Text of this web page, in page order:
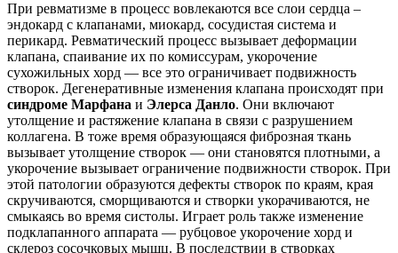
При ревматизме в процесс вовлекаются все слои сердца –
эндокард с клапанами, миокард, сосудистая система и
перикард. Ревматический процесс вызывает деформации
клапана, спаивание их по комиссурам, укорочение
сухожильных хорд — все это ограничивает подвижность
створок. Дегенеративные изменения клапана происходят при
синдроме Марфана и Элерса Данло. Они включают
утолщение и растяжение клапана в связи с разрушением
коллагена. В тоже время образующаяся фиброзная ткань
вызывает утолщение створок — они становятся плотными, а
укорочение вызывает ограничение подвижности створок. При
этой патологии образуются дефекты створок по краям, края
скручиваются, сморщиваются и створки укорачиваются, не
смыкаясь во время систолы. Играет роль также изменение
подклапанного аппарата — рубцовое укорочение хорд и
склероз сосочковых мышц. В последствии в створках